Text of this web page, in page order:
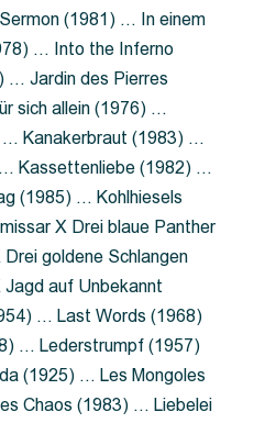
(1981) … In einem
… Into the Inferno
… Jardin des Pierres
sich allein (1976) …
Kanakerbraut (1983) …
Kassettenliebe (1982) …
(1985) … Kohlhiesels
X Drei blaue Panther
goldene Schlangen
auf Unbekannt
… Last Words (1968)
… Lederstrumpf (1957)
(1925) … Les Mongoles
Chaos (1983) … Liebelei